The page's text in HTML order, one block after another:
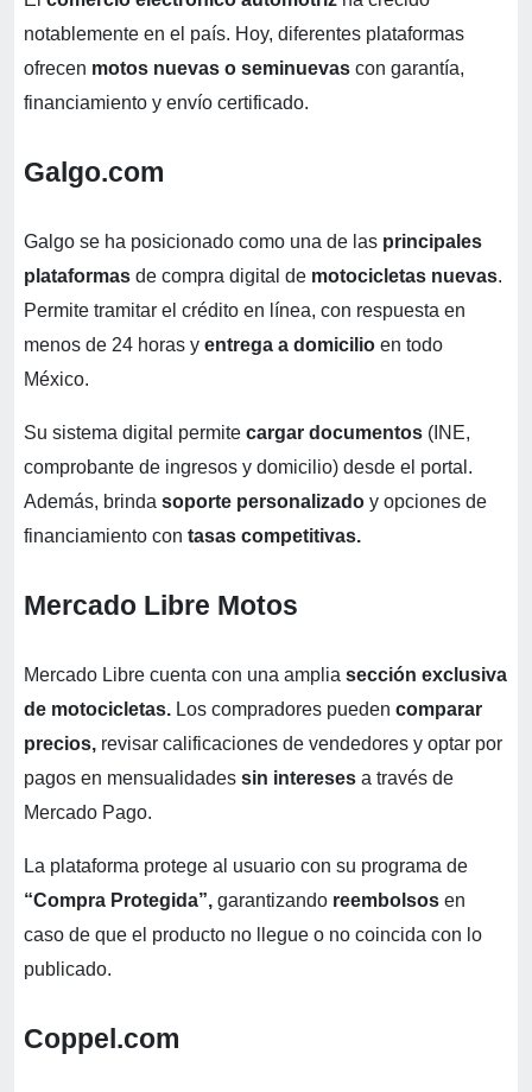
notablemente en el país. Hoy, diferentes plataformas
ofrecen motos nuevas o seminuevas con garantía,
financiamiento y envío certificado.
Galgo.com
Galgo se ha posicionado como una de las principales
plataformas de compra digital de motocicletas nuevas.
Permite tramitar el crédito en línea, con respuesta en
menos de 24 horas y entrega a domicilio en todo
México.
Su sistema digital permite cargar documentos (INE,
comprobante de ingresos y domicilio) desde el portal.
Además, brinda soporte personalizado y opciones de
financiamiento con tasas competitivas.
Mercado Libre Motos
Mercado Libre cuenta con una amplia sección exclusiva
de motocicletas. Los compradores pueden comparar
precios, revisar calificaciones de vendedores y optar por
pagos en mensualidades sin intereses a través de
Mercado Pago.
La plataforma protege al usuario con su programa de
“Compra Protegida”, garantizando reembolsos en
caso de que el producto no llegue o no coincida con lo
publicado.
Coppel.com